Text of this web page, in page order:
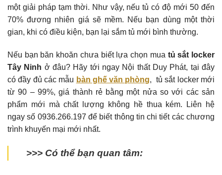
một giải pháp tạm thời. Như vậy, nếu tủ có độ mới 50 đến
70% đương nhiên giá sẽ mềm. Nếu bạn dùng một thời
gian, khi có điều kiện, bạn lại sắm tủ mới bình thường.
Nếu bạn băn khoăn chưa biết lựa chọn mua tủ sắt locker
Tây Ninh ở đâu? Hãy tới ngay Nội thất Duy Phát, tại đây
có đầy đủ các mẫu bàn ghế văn phòng, tủ sắt locker mới
từ 90 – 99%, giá thành rẻ bằng một nửa so với các sản
phẩm mới mà chất lượng không hề thua kém. Liên hệ
ngay số 0936.266.197 để biết thông tin chi tiết các chương
trình khuyến mại mới nhất.
>>> Có thể bạn quan tâm: